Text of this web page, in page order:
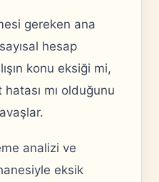
gereken ana
hesap
konu eksiği mi,
hatası mı olduğunu
analizi ve
eksik